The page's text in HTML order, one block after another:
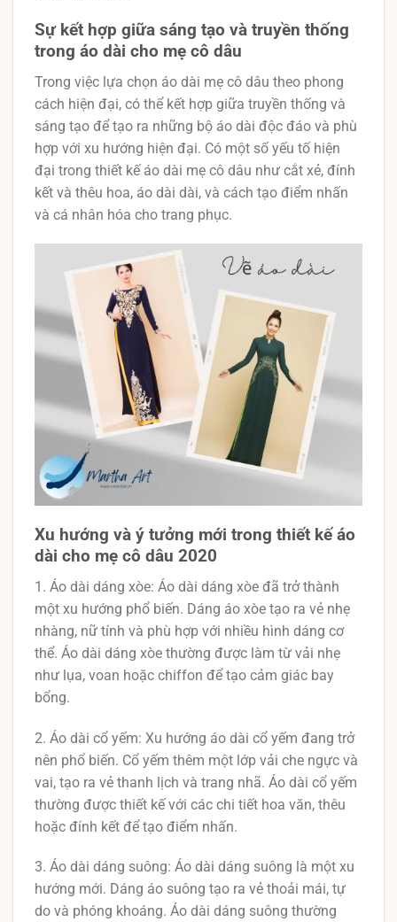
Sự kết hợp giữa sáng tạo và truyền thống
trong áo dài cho mẹ cô dâu
Trong việc lựa chọn áo dài mẹ cô dâu theo phong
cách hiện đại, có thể kết hợp giữa truyền thống và
sáng tạo để tạo ra những bộ áo dài độc đáo và phù
hợp với xu hướng hiện đại. Có một số yếu tố hiện
đại trong thiết kế áo dài mẹ cô dâu như cắt xẻ, đính
kết và thêu hoa, áo dài dài, và cách tạo điểm nhấn
và cá nhân hóa cho trang phục.
Xu hướng và ý tưởng mới trong thiết kế áo
dài cho mẹ cô dâu 2020
1. Áo dài dáng xòe: Áo dài dáng xòe đã trở thành
một xu hướng phổ biến. Dáng áo xòe tạo ra vẻ nhẹ
nhàng, nữ tính và phù hợp với nhiều hình dáng cơ
thể. Áo dài dáng xòe thường được làm từ vải nhẹ
như lụa, voan hoặc chiffon để tạo cảm giác bay
bổng.
2. Áo dài cổ yếm: Xu hướng áo dài cổ yếm đang trở
nên phổ biến. Cổ yếm thêm một lớp vải che ngực và
vai, tạo ra vẻ thanh lịch và trang nhã. Áo dài cổ yếm
thường được thiết kế với các chi tiết hoa văn, thêu
hoặc đính kết để tạo điểm nhấn.
3. Áo dài dáng suông: Áo dài dáng suông là một xu
hướng mới. Dáng áo suông tạo ra vẻ thoải mái, tự
do và phóng khoáng. Áo dài dáng suông thường